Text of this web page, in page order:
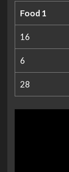
Food 1
16
6
28